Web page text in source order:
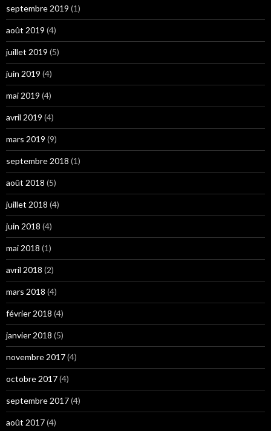
septembre 2019 (1)
août 2019 (4)
juillet 2019 (5)
juin 2019 (4)
mai 2019 (4)
avril 2019 (4)
mars 2019 (9)
septembre 2018 (1)
août 2018 (5)
juillet 2018 (4)
juin 2018 (4)
mai 2018 (1)
avril 2018 (2)
mars 2018 (4)
février 2018 (4)
janvier 2018 (5)
novembre 2017(4)
octobre 2017(4)
septembre 2017(4)
août 2017(4)